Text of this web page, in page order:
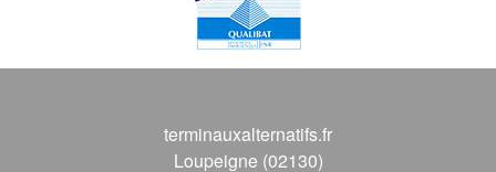
terminauxalternatifs.fr
Loupeigne (02130)